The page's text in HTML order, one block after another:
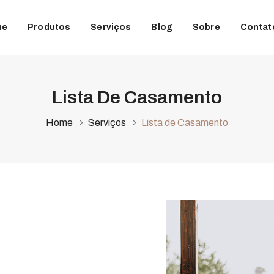
Produtos Serviços Blog Sobre
Lista De Casamento
Home Serviços Lista de Casamento